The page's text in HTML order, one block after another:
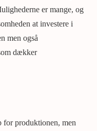
er mange, og
at investere i
men også
dækker
produktionen, men